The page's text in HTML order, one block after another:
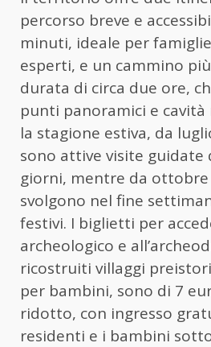
percorso breve e
minuti, ideale per
esperti, e un cammino
durata di circa due ore,
punti panoramici e
la stagione estiva, da
sono attive visite
giorni, mentre da ottobre
svolgono nel fine
festivi. I biglietti per
archeologico e
ricostruiti villaggi
per bambini, sono di 7
ridotto, con ingresso
residenti e i bambini